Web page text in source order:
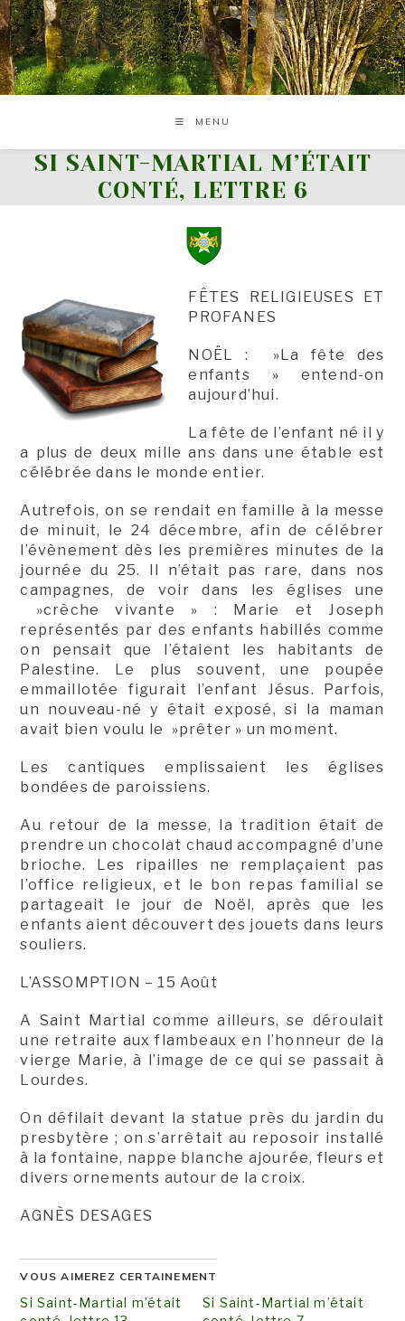
Skip
to
content
MENU
SI SAINT-MARTIAL M’ÉTAIT
CONTÉ, LETTRE 6
FÊTES RELIGIEUSES ET
PROFANES
NOËL : »La fête des
enfants » entend-on
aujourd’hui.
La fête de l’enfant né il y
a plus de deux mille ans dans une étable est
célébrée dans le monde entier.
Autrefois, on se rendait en famille à la messe
de minuit, le 24 décembre, afin de célébrer
l’évènement dès les premières minutes de la
journée du 25. Il n’était pas rare, dans nos
campagnes, de voir dans les églises une
»crèche vivante » : Marie et Joseph
représentés par des enfants habillés comme
on pensait que l’étaient les habitants de
Palestine. Le plus souvent, une poupée
emmaillotée figurait l’enfant Jésus. Parfois,
un nouveau-né y était exposé, si la maman
avait bien voulu le »prêter » un moment.
Les cantiques emplissaient les églises
bondées de paroissiens.
Au retour de la messe, la tradition était de
prendre un chocolat chaud accompagné d’une
brioche. Les ripailles ne remplaçaient pas
l’office religieux, et le bon repas familial se
partageait le jour de Noël, après que les
enfants aient découvert des jouets dans leurs
souliers.
L’ASSOMPTION – 15 Août
A Saint Martial comme ailleurs, se déroulait
une retraite aux flambeaux en l’honneur de la
vierge Marie, à l’image de ce qui se passait à
Lourdes.
On défilait devant la statue près du jardin du
presbytère ; on s’arrêtait au reposoir installé
à la fontaine, nappe blanche ajourée, fleurs et
divers ornements autour de la croix.
AGNÈS DESAGES
VOUS AIMEREZ CERTAINEMENT
Si Saint-Martial m’était
Si Saint-Martial m’était